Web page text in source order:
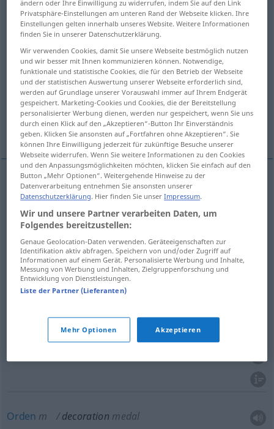
Übersicht aller Übersetzungen
(Für mehr Details die Übersetzung anklicken/antippen)
Ausstattung, Verzierung, Dekorierung
Schmuck, Dekoration, Verzierung
Orden, Ehrenzeichen Garnierung
Ausstattungf decorationdecorating
Verzierungf decorationdecorating
Dekorierungf decoration decorating
Schmuckm decorationornament
f decoration ornament
Orden m decoration medal
ändern oder Ihre Einwilligung zu widerrufen, indem Sie auf den Link
Privatsphäre-Einstellungen am unteren Rand der Webseite klicken. Ihre
Einstellungen gelten innerhalb unseres Website. Weitere Informationen
finden Sie in unserer Datenschutzerklärung.
Wir verwenden Cookies, damit Sie unsere Webseite bestmöglich nutzen
und wir besser mit Ihnen kommunizieren können. Notwendige,
funktionale und statistische Cookies, die für den Betrieb der Webseite
und der statistischen Auswertung unserer Webseite erforderlich sind,
werden auf Grundlage unserer Vorauswahl immer auf Ihrem Endgerät
gespeichert. Marketing-Cookies und Cookies, die der Bereitstellung
personalisierter Werbung dienen, werden nur gespeichert, wenn Sie uns
durch einen Klick auf den „Akzeptieren“-Button Ihr Einverständnis
geben. Klicken Sie ansonsten auf „Fortfahren ohne Akzeptieren“. Sie
können Ihre Einwilligung jederzeit für zukünftige Besuche unserer
Webseite widerrufen. Wenn Sie weitere Informationen zu den Cookies
und den Anpassungsmöglichkeiten möchten, klicken Sie einfach auf den
Button „Mehr Optionen“. Weitergehende Hinweise zu der
Datenverarbeitung entnehmen Sie ansonsten unserer
Datenschutzerklärung. Hier finden Sie unserImpressum.
Wir und unsere Partner verarbeiten Daten, um
Folgendes bereitzustellen:
Genaue Geolocation-Daten verwenden. Geräteeigenschaften zur
Identifikation aktiv abfragen. Speichern von und/oder Zugriff auf
Informationen auf einem Gerät. Personalisierte Werbung und Inhalte,
Messung von Werbung und Inhalten, Zielgruppenforschung und
Entwicklung von Dienstleistungen.
Liste der Partner (Lieferanten)
Mehr Optionen Akzeptieren